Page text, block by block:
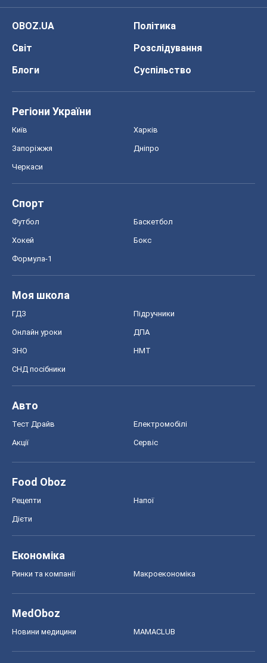
OBOZ.UA
Політика
Світ
Розслідування
Блоги
Суспільство
Регіони України
Київ Харків
Запоріжжя Дніпро
Черкаси
Спорт
Футбол Баскетбол
Хокей Бокс
Формула-1
Моя школа
ГДЗ Підручники
Онлайн уроки ДПА
ЗНО НМТ
СНД посібники
Авто
Тест Драйв Електромобілі
Акції Сервіс
Food Oboz
Рецепти Напої
Дієти
Економіка
Ринки та компанії Макроекономіка
MedOboz
Новини медицини MAMACLUB